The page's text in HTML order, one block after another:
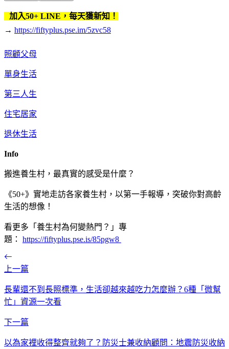
加入50+ LINE，每天獲新知！
→ https://fiftyplus.pse.im/5zvc58
照顧父母
單身生活
第三人生
住宅居家
退休生活
Info
搬進養生村，最真實的感受是什麼？
《50+》實地走訪各家養生村，以第一手報導，突破你對高齡
生活的想像！
看更多「養生村為何變熱門？」專
題： https://fiftyplus.pse.is/85pgw8
上一篇
長輩還不到長照標準，生活卻越來越吃力怎麼辦？6種「微幫
忙」資源一次看
下一篇
以為家裡收得整齊就夠了？防災士兼收納顧問：地震防災收納